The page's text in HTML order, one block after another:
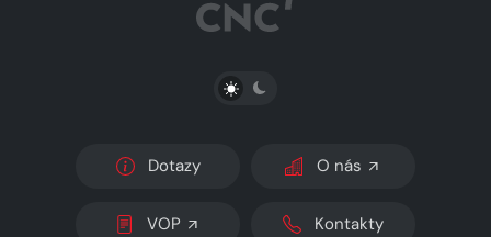
PŘEPNOUT SVĚTLÝ/TMAVÝ REŽIM
Dotazy O nás
VOP Kontakty